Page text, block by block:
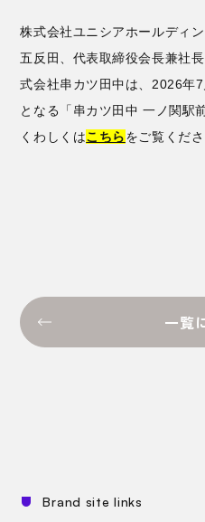
株式会社ユニシアホールディ
五反田、代表取締役会長兼社
式会社串カツ田中は、2026年
となる「串カツ田中 一ノ関駅
くわしくはこちらをご覧くださ
一覧
Brand site links